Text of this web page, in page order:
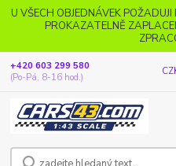
U VŠECH OBJEDNÁVEK
PROKAZATELNĚ
+420 603 299 580
(Po-Pá, 8-16 hod.)